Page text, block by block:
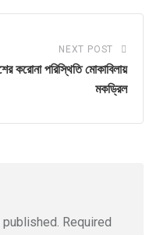
NEXT POST
করোনা পরিস্থিতি মোকাবিলায়
মকড্রিল
Required